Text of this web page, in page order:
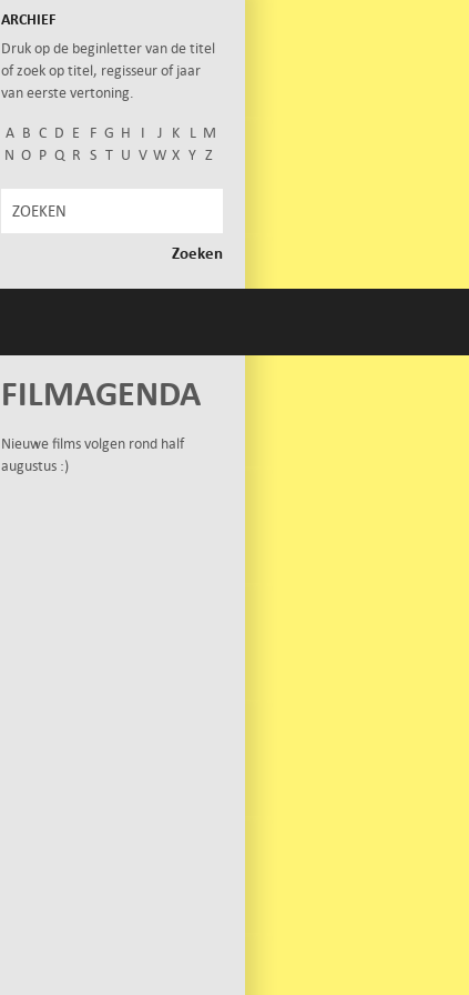
ARCHIEF
Druk op de beginletter van de titel
of zoek op titel, regisseur of jaar
van eerste vertoning.
A B C D E F G H I J K L M
N O P Q R S T U V W X Y Z
FILMAGENDA
Nieuwe films volgen rond half
augustus :)